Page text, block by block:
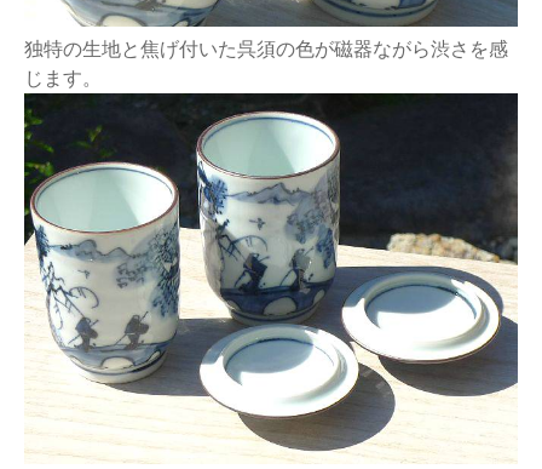
独特の生地と焦げ付いた呉須の色が磁器ながら渋さを感
じます。